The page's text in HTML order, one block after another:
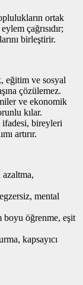
ortak
çağrısıdır;
birleştirir.
eğitim ve sosyal
çözülemez.
ve ekonomik
kılar.
ifadesi, bireyleri
artırır.
mental
boyu öğrenme, eşit
kapsayıcı